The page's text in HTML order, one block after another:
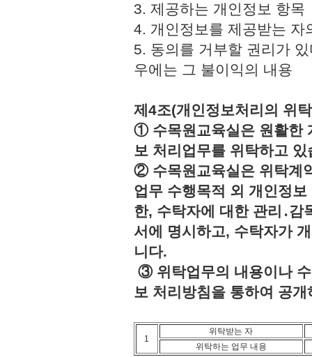
3. 제공하는 개인정보
4. 개인정보를 제공받는
5. 동의를 거부할 권리가
우에는 그 불이익의 내용
제4조(개인정보처리의 위
① 수목원교육실은 원활한
보 처리업무를 위탁하고
② 수목원교육실은 위탁계
업무 수행목적 외 개인정
한, 수탁자에 대한 관리․감
서에 명시하고, 수탁자가
니다.
③ 위탁업무의 내용이나
보 처리방침을 통하여 공
1
위탁받는 자
위탁하는 업무 내용